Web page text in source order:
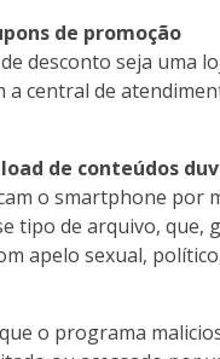
de promoção
desconto seja uma
central de
de conteúdos
o smartphone por
tipo de arquivo, que,
apelo sexual,
o programa